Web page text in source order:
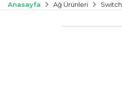
Anasayfa Ağ Ürünleri Switch